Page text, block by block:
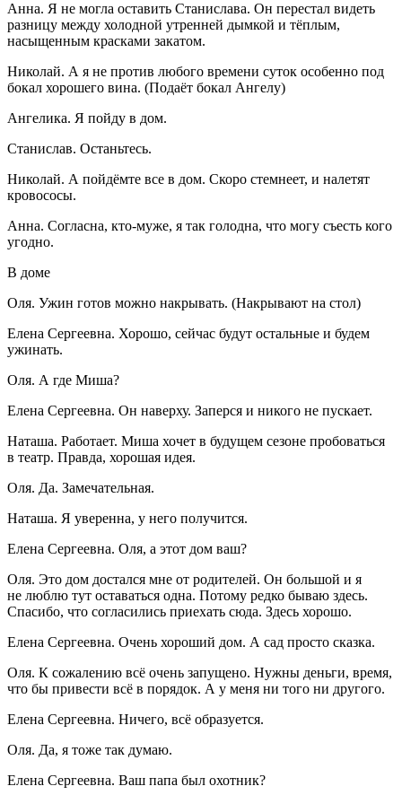
Анна. Я не могла оставить Станислава. Он перестал видеть
разницу между холодной утренней дымкой и тёплым,
насыщенным красками закатом.
Николай. А я не против любого времени суток особенно под
бокал хорошего вина. (Подаёт бокал Ангелу)
Ангелика. Я пойду в дом.
Станислав. Останьтесь.
Николай. А пойдёмте все в дом. Скоро стемнеет, и налетят
кровососы.
Анна. Согласна, кто-муже, я так голодна, что могу съесть кого
угодно.
В доме
Оля. Ужин готов можно накрывать. (Накрывают на стол)
Елена Сергеевна. Хорошо, сейчас будут остальные и будем
ужинать.
Оля. А где Миша?
Елена Сергеевна. Он наверху. Заперся и никого не пускает.
Наташа. Работает. Миша хочет в будущем сезоне пробоваться
в театр. Правда, хорошая идея.
Оля. Да. Замечательная.
Наташа. Я уверенна, у него получится.
Елена Сергеевна. Оля, а этот дом ваш?
Оля. Это дом достался мне от родителей. Он большой и я
не люблю тут оставаться одна. Потому редко бываю здесь.
Спасибо, что согласились приехать сюда. Здесь хорошо.
Елена Сергеевна. Очень хороший дом. А сад просто сказка.
Оля. К сожалению всё очень запущено. Нужны деньги, время,
что бы привести всё в порядок. А у меня ни того ни другого.
Елена Сергеевна. Ничего, всё образуется.
Оля. Да, я тоже так думаю.
Елена Сергеевна. Ваш папа был охотник?